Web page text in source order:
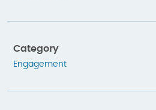
Category
Engagement